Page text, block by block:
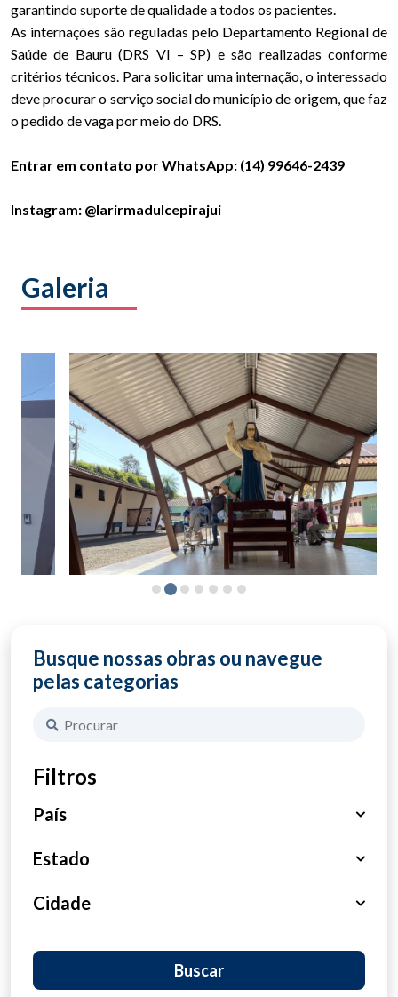
Busque nossas obras ou navegue
pelas categorias
Filtros
País
Brasil
Haiti
Estado
São Paulo
Cidade
Buscar
garantindo suporte de qualidade a todos os pacientes.
As internações são reguladas pelo Departamento Regional de
Saúde de Bauru (DRS VI – SP) e são realizadas conforme
critérios técnicos. Para solicitar uma internação, o interessado
deve procurar o serviço social do município de origem, que faz
o pedido de vaga por meio do DRS.
Entrar em contato por WhatsApp: (14) 99646-2439
Instagram: @larirmadulcepirajui
Galeria